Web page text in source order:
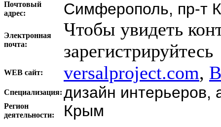
Почтовый
адрес:
Симферополь, пр-т
Электронная
почта:
Чтобы увидеть
зарегистрируйтесь
WEB сайт: versalproject.com,
Специализация: дизайн интерьеров,
Регион
деятельности:
Крым